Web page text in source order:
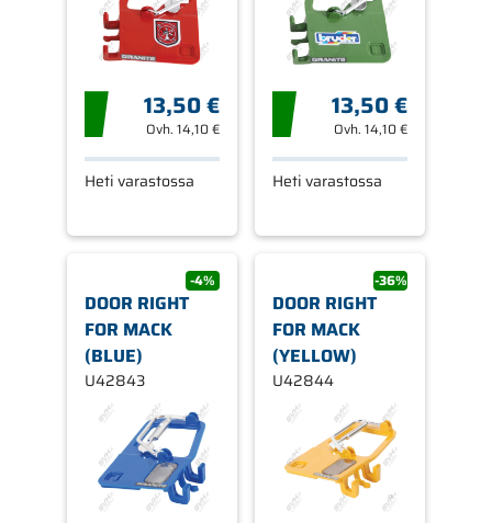
13,50 €
Ovh. 14,10 €
Heti varastossa
13,50 €
Ovh.14,10 €
Heti varastossa
-4%
DOOR RIGHT
FOR MACK
(BLUE)
U42843
-36%
DOOR RIGHT
FOR MACK
(YELLOW)
U42844